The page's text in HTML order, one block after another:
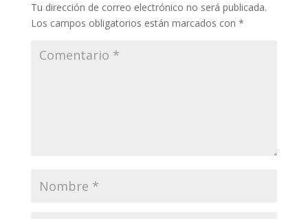
Tu dirección de correo electrónico no será publicada.
Los campos obligatorios están marcados con *